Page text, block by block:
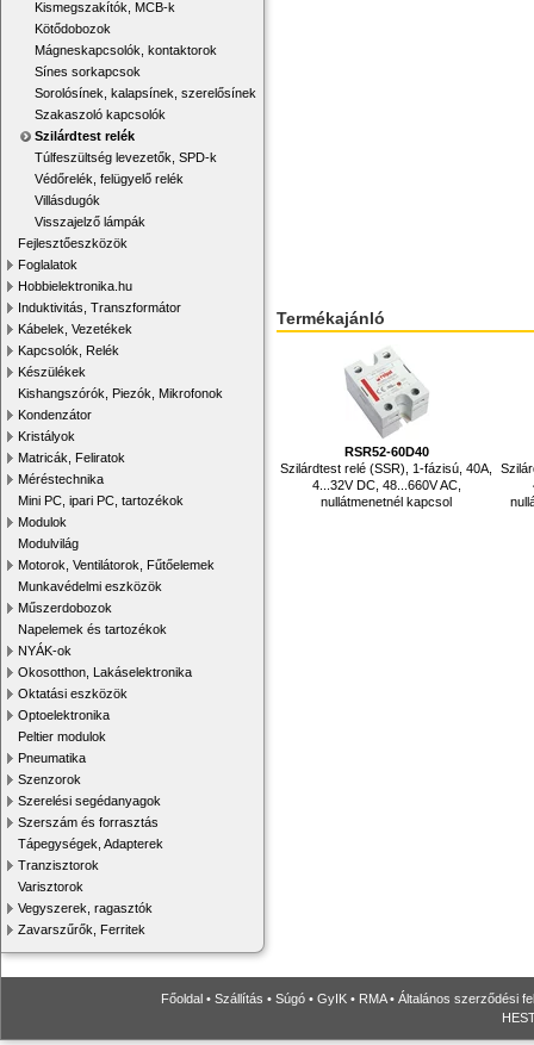
Kismegszakítók, MCB-k
Kötődobozok
Mágneskapcsolók, kontaktorok
Sínes sorkapcsok
Sorolósínek, kalapsínek, szerelősínek
Szakaszoló kapcsolók
Szilárdtest relék
Túlfeszültség levezetők, SPD-k
Védőrelék, felügyelő relék
Villásdugók
Visszajelző lámpák
Fejlesztőeszközök
Foglalatok
Hobbielektronika.hu
Induktivitás, Transzformátor
Kábelek, Vezetékek
Kapcsolók, Relék
Készülékek
Kishangszórók, Piezók, Mikrofonok
Kondenzátor
Kristályok
Matricák, Feliratok
Méréstechnika
Mini PC, ipari PC, tartozékok
Modulok
Modulvilág
Motorok, Ventilátorok, Fűtőelemek
Munkavédelmi eszközök
Műszerdobozok
Napelemek és tartozékok
NYÁK-ok
Okosotthon, Lakáselektronika
Oktatási eszközök
Optoelektronika
Peltier modulok
Pneumatika
Szenzorok
Szerelési segédanyagok
Szerszám és forrasztás
Tápegységek, Adapterek
Tranzisztorok
Varisztorok
Vegyszerek, ragasztók
Zavarszűrők, Ferritek
Termékajánló
RSR52-60D40
Szilárdtest relé (SSR), 1-fázisú, 40A,
4...32V DC, 48...660V AC,
nullátmenetnél kapcsol
Főoldal • Szállítás • Súgó • GyIK • RMA• Általános szerződési